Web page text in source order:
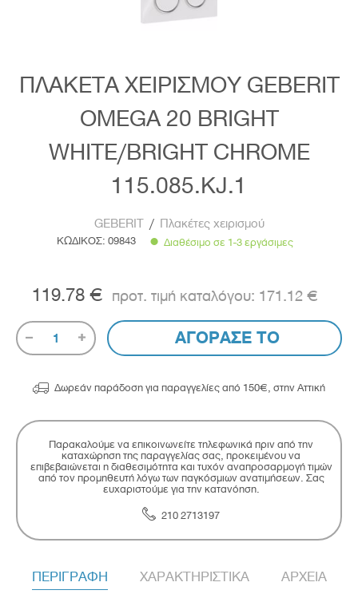
ΠΛΑΚΕΤΑ ΧΕΙΡΙΣΜΟΥ GEBERIT
OMEGA 20 BRIGHT
WHITE/BRIGHT CHROME
115.085.KJ.1
GEBERIT / Πλακέτες χειρισμού
ΚΩΔΙΚΟΣ: 09843 Διαθέσιμο σε 1-3 εργάσιμες
119.78 € 171.12 €
1 ΑΓΟΡΑΣΕ ΤΟ
 Δωρεάν παράδοση για παραγγελίες από 150€, στην Αττική
Παρακαλούμε να επικοινωνείτε τηλεφωνικά πριν από την
καταχώρηση της παραγγελίας σας, προκειμένου να
επιβεβαιώνεται η διαθεσιμότητα και τυχόν αναπροσαρμογή τιμών
από τον προμηθευτή λόγω των παγκόσμιων ανατιμήσεων. Σας
ευχαριστούμε για την κατανόηση.
210 2713197
ΠΕΡΙΓΡΑΦΗ ΧΑΡΑΚΤΗΡΙΣΤΙΚΑ ΑΡΧΕΙΑ